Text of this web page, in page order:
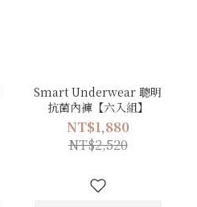
Smart Underwear 聰明
抗菌內褲【六入組】
NT$1,880
NT$2,520